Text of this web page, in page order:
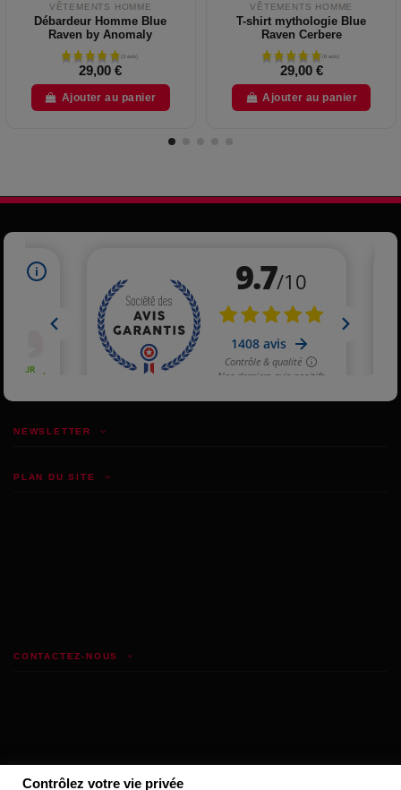
VÊTEMENTS HOMME
Débardeur Homme Blue
Raven by Anomaly
29,00 €
Ajouter au panier
VÊTEMENTS HOMME
T-shirt mythologie Blue
Raven Cerbere
29,00 €
Ajouter au panier
PLAN DU SITE
CONTACTEZ-NOUS
NEWSLETTER
Contrôlez votre vie privée